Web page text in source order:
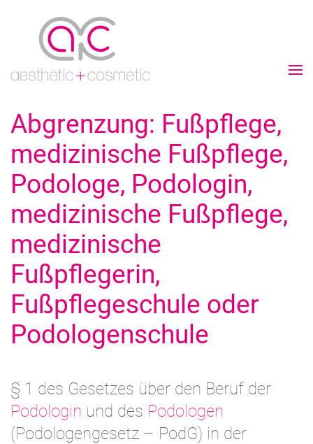
Abgrenzung: Fußpflege,
medizinische Fußpflege,
Podologe, Podologin,
medizinische Fußpflege,
medizinische
Fußpflegerin,
Fußpflegeschule oder
Podologenschule
§ 1 des Gesetzes über den Beruf der
Podologin und des Podologen
(Podologengesetz – PodG) in der